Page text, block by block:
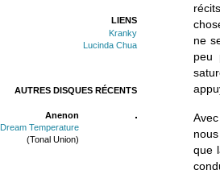
LIENS
Kranky
Lucinda Chua
AUTRES DISQUES RÉCENTS
Anenon
Dream Temperature
(Tonal Union)
ne
peu
que